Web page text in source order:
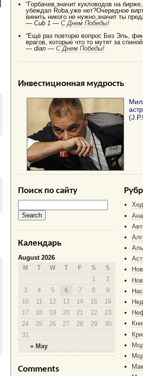
“Горбачев,значит кукловодов на
убеждал Robа,уже нет?Очередное
винить никого не нужно,значит ты
—Cub 1 —C Днем Победы!
“Ещё раз повторю вопрос Без Эль,
врагов, которые что то мутят за
—dian —C Днем Победы!
Инвестиционная мудрость
Поиск по сайту
Календарь
August 2026
M
T W T F S S
« May
1
2
3
4 5 6 7 8
9
10
11 12 13 14 15
16
17
18 19 20 21 22
23
24
25 26 27 28 29
30
31
Comments